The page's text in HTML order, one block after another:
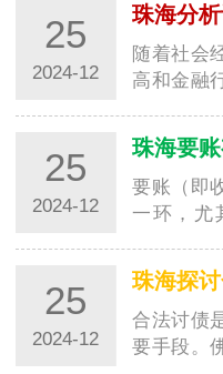
25
2024-12
随着社会
高和金融
时，消费
25
2024-12
要账（即
一环，尤
康发展的
25
2024-12
合法讨债
要手段。